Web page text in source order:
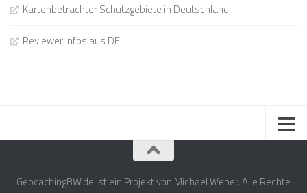
Kartenbetrachter Schutzgebiete in Deutschland
Reviewer Infos aus DE
GeocachingBW.de ist ein Projekt von Michael Weber. Alle Rechte